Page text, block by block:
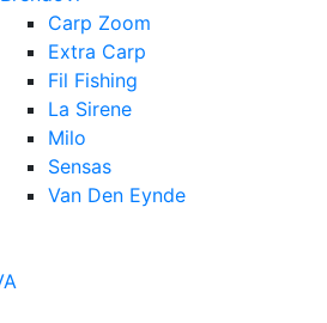
Carp Zoom
Extra Carp
Fil Fishing
La Sirene
Milo
Sensas
Van Den Eynde